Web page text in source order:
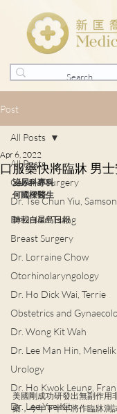
Post
All Posts
General Surgery
Dr. Tse Chun Yiu, Samson
Dr. Julian Tsang
Breast Surgery
Dr. Lorraine Chow
Otorhinolaryngology
Dr. Ho Dick Wai, Terrie
Obstetrics and
Dr. Wong Kit Wah
Dr. Lee Man Hin, Menelik
Urology
Dr. Ho Kwok Leung,
Dr. Lee Yue Kit
All Posts
口服藥快將臨牀 男
Apr 6, 2022
泌尿科專科
何國樑醫生
轉載自星島日報
美國剛成功研發出無副作用
藥，今年下半年將作臨牀測